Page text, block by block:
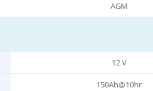
AGM
12 V
150Ah@10hr